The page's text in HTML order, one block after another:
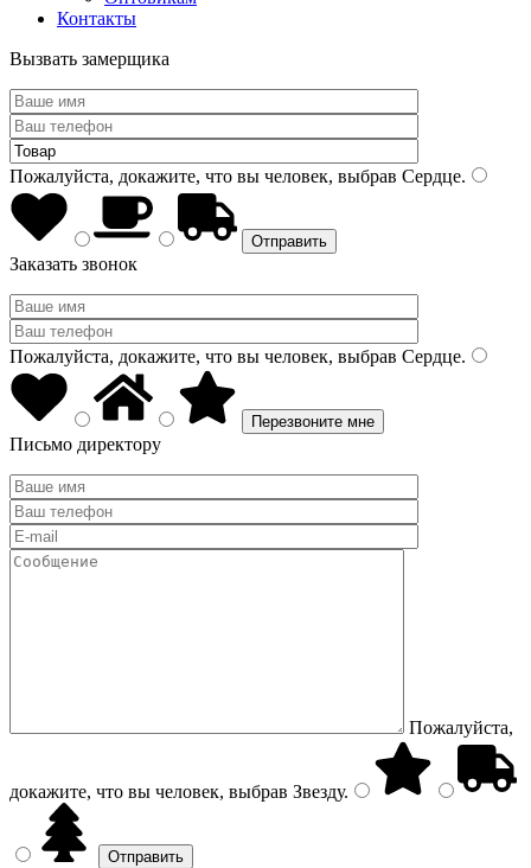
Контакты
Вызвать замерщика
Пожалуйста, докажите, что вы человек, выбрав Сердце.
Заказать звонок
Пожалуйста, докажите, что вы человек, выбрав Сердце.
Письмо директору
Пожалуйста,
докажите, что вы человек, выбрав Звезду.